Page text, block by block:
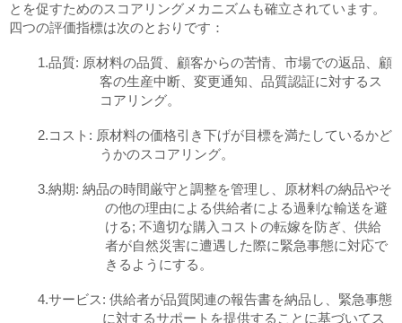
とを促すためのスコアリングメカニズムも確立されています。
四つの評価指標は次のとおりです：
1.品質: 原材料の品質、顧客からの苦情、市場での返品、顧
客の生産中断、変更通知、品質認証に対するス
コアリング。
2.コスト: 原材料の価格引き下げが目標を満たしているかど
うかのスコアリング。
3.納期: 納品の時間厳守と調整を管理し、原材料の納品やそ
の他の理由による供給者による過剰な輸送を避
ける; 不適切な購入コストの転嫁を防ぎ、供給
者が自然災害に遭遇した際に緊急事態に対応で
きるようにする。
4.サービス: 供給者が品質関連の報告書を納品し、緊急事態
に対するサポートを提供することに基づいてス